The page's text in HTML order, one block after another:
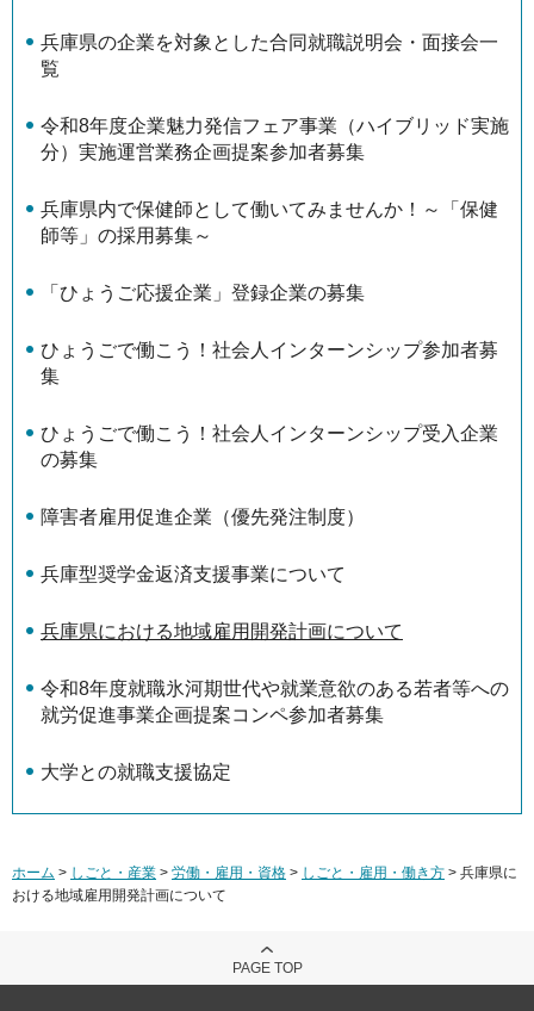
兵庫県の企業を対象とした合同就職説明会・面接会一
覧
令和8年度企業魅力発信フェア事業（ハイブリッド実施
分）実施運営業務企画提案参加者募集
兵庫県内で保健師として働いてみませんか！～「保健
師等」の採用募集～
「ひょうご応援企業」登録企業の募集
ひょうごで働こう！社会人インターンシップ参加者募
集
ひょうごで働こう！社会人インターンシップ受入企業
の募集
障害者雇用促進企業（優先発注制度）
兵庫型奨学金返済支援事業について
兵庫県における地域雇用開発計画について
令和8年度就職氷河期世代や就業意欲のある若者等への
就労促進事業企画提案コンペ参加者募集
大学との就職支援協定
ホーム > しごと・産業 > 労働・雇用・資格 > しごと・雇用・働き方 > 兵庫県に
おける地域雇用開発計画について
PAGE TOP